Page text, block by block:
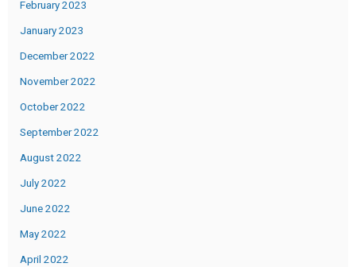
February 2023
January 2023
December 2022
November 2022
October 2022
September 2022
August 2022
July 2022
June 2022
May 2022
April 2022